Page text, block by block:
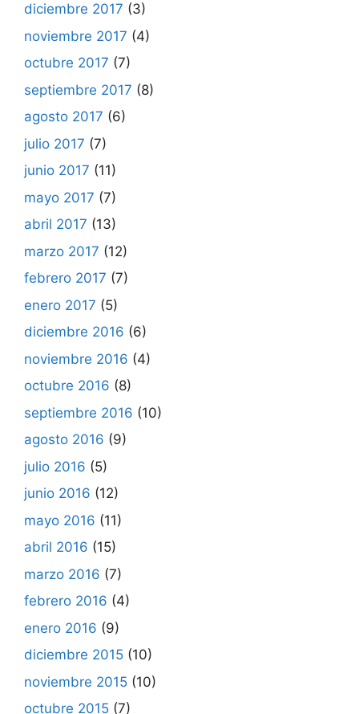
diciembre 2017 (3)
noviembre 2017 (4)
octubre 2017 (7)
septiembre 2017 (8)
agosto 2017 (6)
julio 2017 (7)
junio 2017 (11)
mayo 2017 (7)
abril 2017 (13)
marzo 2017 (12)
febrero 2017 (7)
enero 2017 (5)
diciembre 2016 (6)
noviembre 2016 (4)
octubre 2016 (8)
septiembre 2016 (10)
agosto 2016 (9)
julio 2016 (5)
junio 2016 (12)
mayo 2016 (11)
abril 2016 (15)
marzo 2016 (7)
febrero 2016 (4)
enero 2016 (9)
diciembre 2015 (10)
noviembre 2015 (10)
octubre 2015 (7)